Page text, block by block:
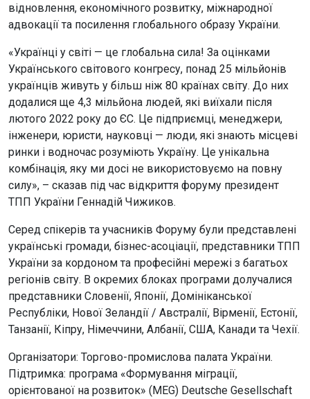
відновлення, економічного розвитку, міжнародної
адвокації та посилення глобального образу України.
«Українці у світі — це глобальна сила! За оцінками
Українського світового конгресу, понад 25 мільйонів
українців живуть у більш ніж 80 країнах світу. До них
додалися ще 4,3 мільйона людей, які виїхали після
лютого 2022 року до ЄС. Це підприємці, менеджери,
інженери, юристи, науковці — люди, які знають місцеві
ринки і водночас розуміють Україну. Це унікальна
комбінація, яку ми досі не використовуємо на повну
силу», – сказав під час відкриття форуму президент
ТПП України Геннадій Чижиков.
Серед спікерів та учасників Форуму були представлені
українські громади, бізнес-асоціації, представники ТПП
України за кордоном та професійні мережі з багатьох
регіонів світу. В окремих блоках програми долучалися
представники Словенії, Японії, Домініканської
Республіки, Нової Зеландії / Австралії, Вірменії, Естонії,
Танзанії, Кіпру, Німеччини, Албанії, США, Канади та Чехії.
Організатори: Торгово-промислова палата України.
Підтримка: програма «Формування міграції,
орієнтованої на розвиток» (MEG) Deutsche Gesellschaft